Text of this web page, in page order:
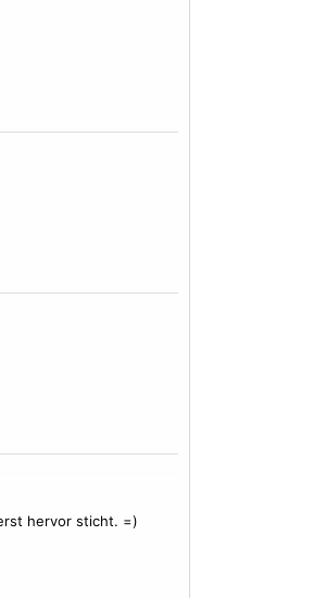
hervor sticht. =)